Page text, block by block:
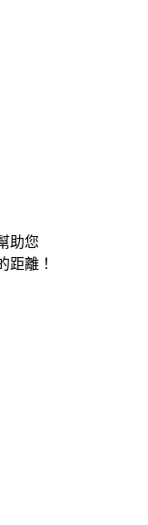
助您
距離！